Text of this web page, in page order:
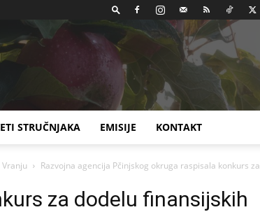
STRUČNJAKA EMISIJE KONTAKT
Razvojna agencija Pčinjskog okruga raspisala konkurs za
za dodelu finansijskih